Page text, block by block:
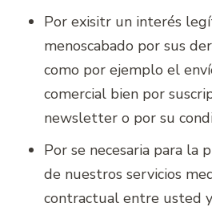
Por exisitr un interés
menoscabado por sus
como por ejemplo el
comercial bien por
newsletter o por su
Por se necesaria para la
de nuestros servicios
contractual entre usted